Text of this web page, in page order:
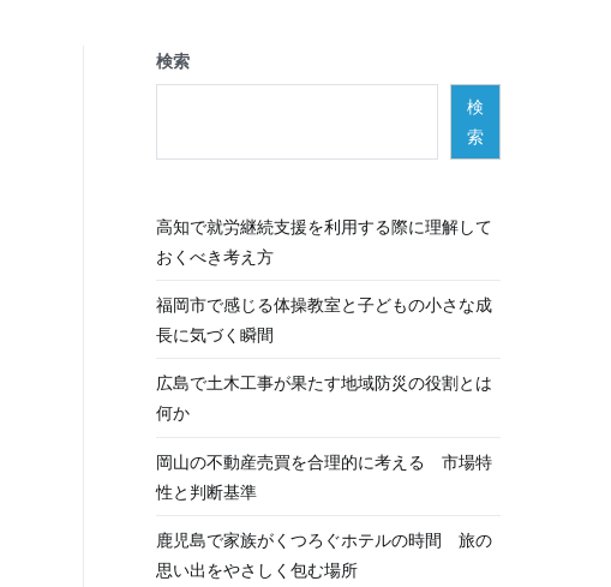
検索
検
索
高知で就労継続支援を利用する際に理解して
おくべき考え方
福岡市で感じる体操教室と子どもの小さな成
長に気づく瞬間
広島で土木工事が果たす地域防災の役割とは
何か
岡山の不動産売買を合理的に考える 市場特
性と判断基準
鹿児島で家族がくつろぐホテルの時間 旅の
思い出をやさしく包む場所